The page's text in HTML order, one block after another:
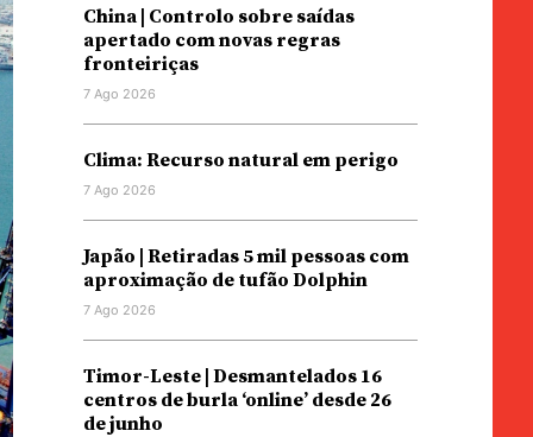
China | Controlo sobre saídas
apertado com novas regras
fronteiriças
7 Ago 2026
Clima: Recurso natural em perigo
7 Ago 2026
Japão | Retiradas 5 mil pessoas com
aproximação de tufão Dolphin
7 Ago 2026
Timor-Leste | Desmantelados 16
centros de burla ‘online’ desde 26
de junho